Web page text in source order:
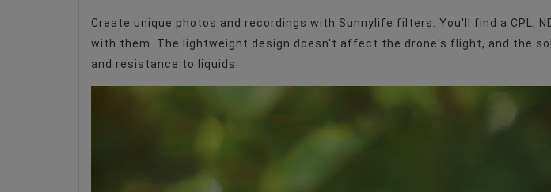
Type Of Product Gimbal With
Create unique photos and recordings with Sunnylife filters. You'll find a CPL,
with them. The lightweight design doesn't affect the drone's flight, and the
and resistance to liquids.